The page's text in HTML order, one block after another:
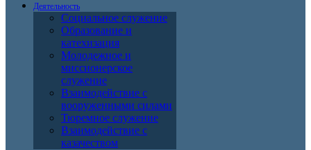
Деятельность
Социальное служение
Образование и
катехизация
Молодежное и
миссионерское
служение
Взаимодействие с
вооруженными силами
Тюремное служение
Взаимодействие с
казачеством